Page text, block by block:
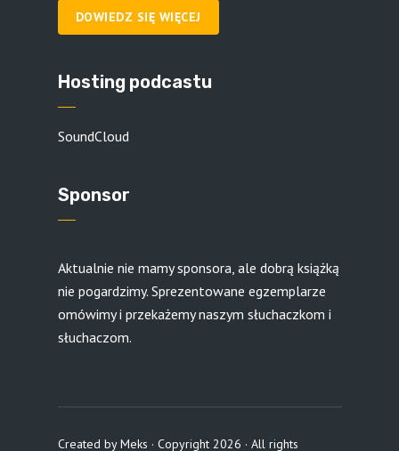
DOWIEDZ SIĘ WIĘCEJ
Hosting podcastu
SoundCloud
Sponsor
Aktualnie nie mamy sponsora, ale dobrą książką
nie pogardzimy. Sprezentowane egzemplarze
omówimy i przekażemy naszym słuchaczkom i
słuchaczom.
Created byMeks · Copyright 2026 · All rights